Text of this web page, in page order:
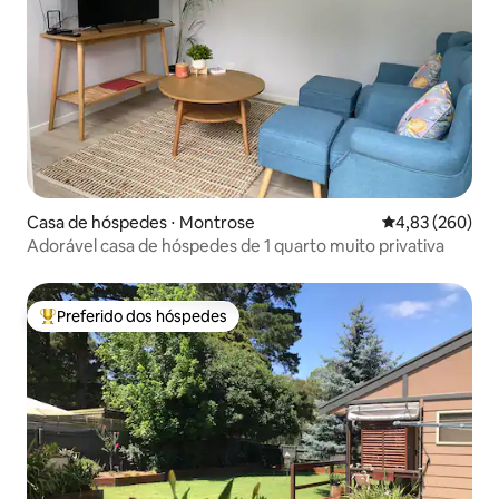
Casa de hóspedes ⋅ Montrose 4,83 de uma
4,83 (260)
Adorável casa de hóspedes de 1 quarto muito privativa
Entre os melhores preferidos dos hóspedes
Preferido dos hóspedes